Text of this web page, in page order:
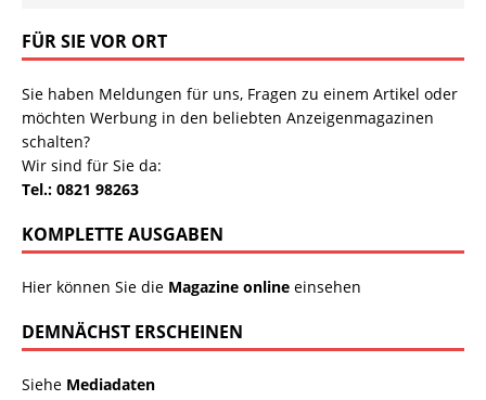
FÜR SIE VOR ORT
Sie haben Meldungen für uns, Fragen zu einem Artikel oder
möchten Werbung in den beliebten Anzeigenmagazinen
schalten?
Wir sind für Sie da:
Tel.: 0821 98263
KOMPLETTE AUSGABEN
Hier können Sie die Magazine online einsehen
DEMNÄCHST ERSCHEINEN
Siehe Mediadaten